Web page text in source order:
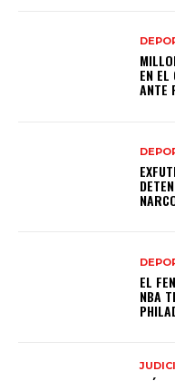
EN
ANTE
EL
NBA